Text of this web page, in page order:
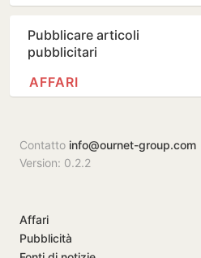
Pubblicare articoli
pubblicitari
AFFARI
Contatto info@ournet-group.com
Version: 0.2.2
Affari
Pubblicità